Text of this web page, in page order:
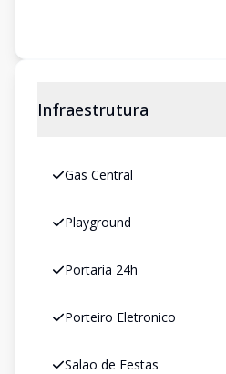
Infraestrutura
Gas Central
Playground
Portaria 24h
Porteiro Eletronico
Salao de Festas